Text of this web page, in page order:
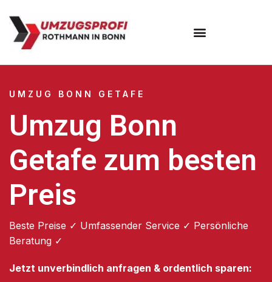
UMZUG BONN GETAFE
Umzug Bonn
Getafe zum besten
Preis
Beste Preise ✓ Umfassender Service ✓ Persönliche
Beratung ✓
Jetzt unverbindlich anfragen & ordentlich sparen: